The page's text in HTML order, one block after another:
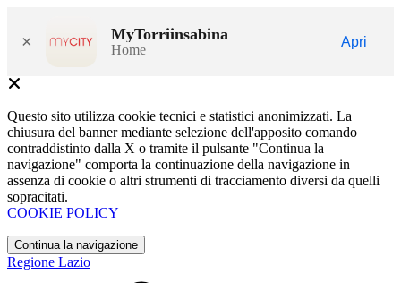
× MyTorriinsabina
Home
Apri
Questo sito utilizza cookie tecnici e statistici anonimizzati. La
chiusura del banner mediante selezione dell'apposito comando
contraddistinto dalla X o tramite il pulsante "Continua la
navigazione" comporta la continuazione della navigazione in
assenza di cookie o altri strumenti di tracciamento diversi da quelli
sopracitati.
COOKIE POLICY
Continua la navigazione
Regione Lazio